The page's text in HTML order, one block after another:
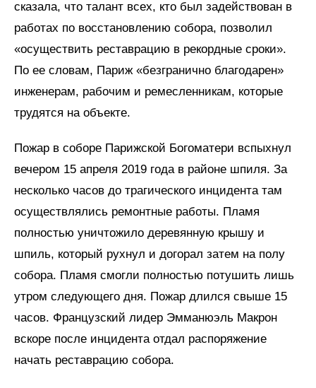
сказала, что талант всех, кто был задействован в
работах по восстановлению собора, позволил
«осуществить реставрацию в рекордные сроки».
По ее словам, Париж «безгранично благодарен»
инженерам, рабочим и ремесленникам, которые
трудятся на объекте.
Пожар в соборе Парижской Богоматери вспыхнул
вечером 15 апреля 2019 года в районе шпиля. За
несколько часов до трагического инцидента там
осуществлялись ремонтные работы. Пламя
полностью уничтожило деревянную крышу и
шпиль, который рухнул и догорал затем на полу
собора. Пламя смогли полностью потушить лишь
утром следующего дня. Пожар длился свыше 15
часов. Французский лидер Эмманюэль Макрон
вскоре после инцидента отдал распоряжение
начать реставрацию собора.